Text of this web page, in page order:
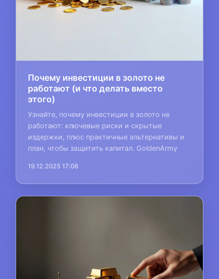
Почему инвестиции в золото не
работают (и что делать вместо
этого)
Узнайте, почему инвестиции в золото не
работают: ключевые риски и скрытые
издержки, плюс практичные альтернативы и
план, чтобы защитить капитал. GoldenArmy
19.12.2025 17:08